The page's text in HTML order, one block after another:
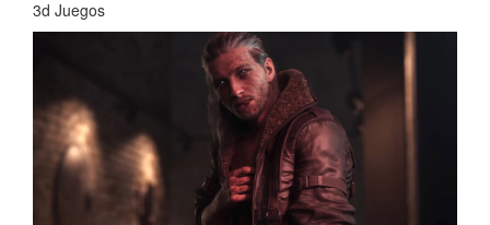
3d Juegos